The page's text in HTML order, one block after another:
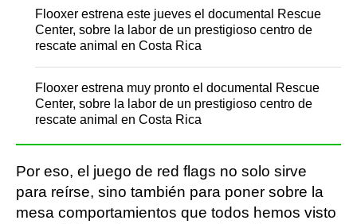
Flooxer estrena este jueves el documental Rescue
Center, sobre la labor de un prestigioso centro de
rescate animal en Costa Rica
Flooxer estrena muy pronto el documental Rescue
Center, sobre la labor de un prestigioso centro de
rescate animal en Costa Rica
Por eso, el juego de red flags no solo sirve
para reírse, sino también para poner sobre la
mesa comportamientos que todos hemos visto